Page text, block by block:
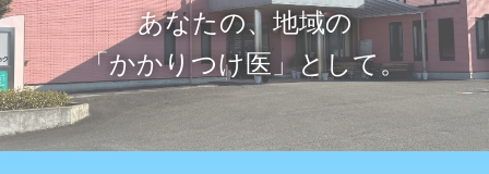
あなたの、地域の
「かかりつけ医」として。